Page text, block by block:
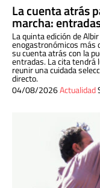
La cuenta atrás
marcha:
La quinta edición de
enogastronómicos más
su cuenta atrás con la
entradas. La cita tendrá
reunir una cuidada
directo.
04/08/2026Actualidad